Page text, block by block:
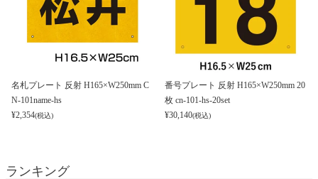
名札プレート 反射 H165×W250mm C
N-101name-hs
¥2,354(税込)
番号プレート 反射 H165×W250mm 20
枚 cn-101-hs-20set
¥30,140(税込)
ランキング